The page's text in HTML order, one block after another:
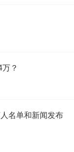
？
名单和新闻发布